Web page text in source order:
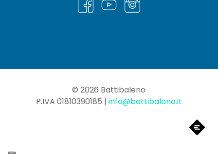
© 2026 Battibaleno
P.IVA 01810390185 | info@battibaleno.it